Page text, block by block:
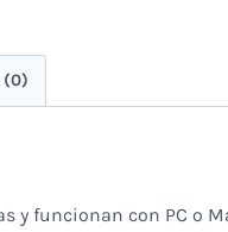
(0)
funcionan con PC o